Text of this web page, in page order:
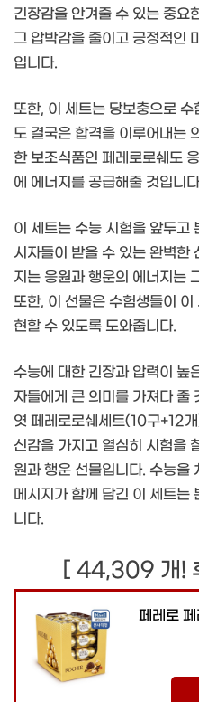
긴장감을 안겨줄 수 있는 중요
그 압박감을 줄이고 긍정적인
입니다.
또한, 이 세트는 당보충으로
도 결국은 합격을 이루어내는
한 보조식품인 페레로로쉐도
에 에너지를 공급해줄 것입니
이 세트는 수능 시험을 앞두고
시자들이 받을 수 있는 완벽한
지는 응원과 행운의 에너지는
또한, 이 선물은 수험생들이
현할 수 있도록 도와줍니다.
수능에 대한 긴장과 압력이 높
자들에게 큰 의미를 가져다 줄
엿 페레로로쉐세트(10구+12
신감을 가지고 열심히 시험을
원과 행운 선물입니다. 수능을
메시지가 함께 담긴 이 세트는
니다.
[ 44,309 개!
페레로